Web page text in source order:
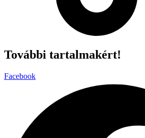
További tartalmakért!
Facebook